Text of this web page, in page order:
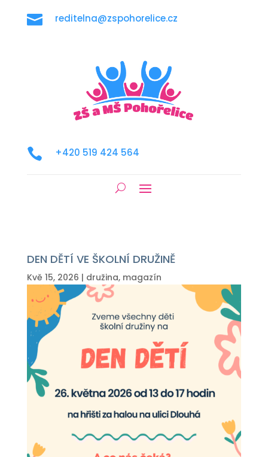
 reditelna@zspohorelice.cz
 +420 519 424 564
DEN DĚTÍ VE ŠKOLNÍ DRUŽINĚ
Kvě 15, 2026 | družina, magazín